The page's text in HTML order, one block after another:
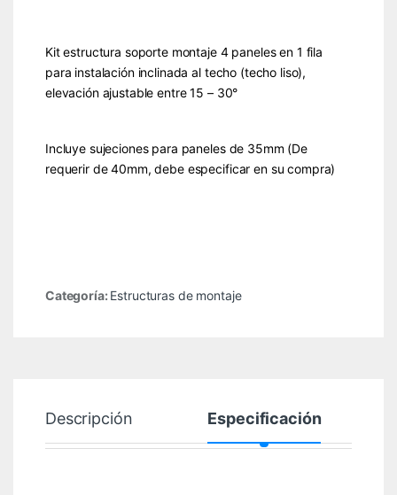
Kit estructura soporte montaje 4 paneles en 1 fila
para instalación inclinada al techo (techo liso),
elevación ajustable entre 15 – 30°
Incluye sujeciones para paneles de 35mm (De
requerir de 40mm, debe especificar en su compra)
Categoría: Estructuras de montaje
Descripción Especificación